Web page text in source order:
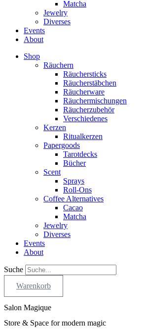
Matcha
Jewelry
Diverses
Events
About
Shop
Räuchern
Räuchersticks
Räucherstäbchen
Räucherware
Räuchermischungen
Räucherzubehör
Verschiedenes
Kerzen
Ritualkerzen
Papergoods
Tarotdecks
Bücher
Scent
Sprays
Roll-Ons
Coffee Alternatives
Cacao
Matcha
Jewelry
Diverses
Events
About
Suche
Warenkorb
Salon Magique
Store & Space for modern magic